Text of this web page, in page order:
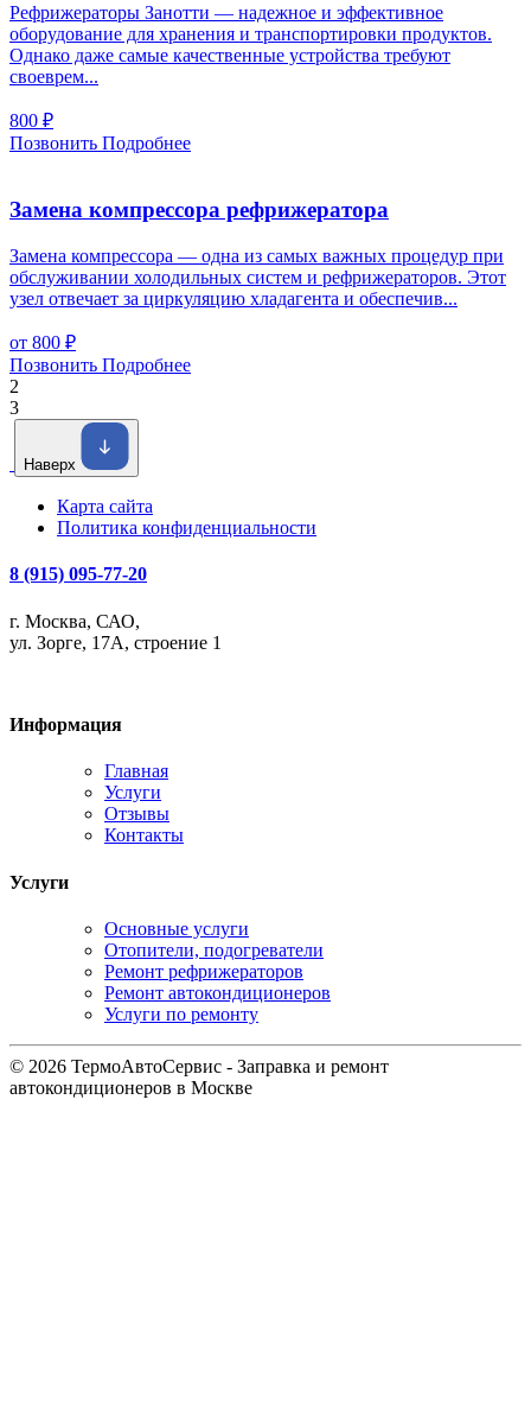
Рефрижераторы Занотти — надежное и эффективное
оборудование для хранения и транспортировки продуктов.
Однако даже самые качественные устройства требуют
своеврем...
800 ₽
Позвонить Подробнее
Замена компрессора рефрижератора
Замена компрессора — одна из самых важных процедур при
обслуживании холодильных систем и рефрижераторов. Этот
узел отвечает за циркуляцию хладагента и обеспечив...
от 800 ₽
Позвонить Подробнее
2
3
Наверх
Карта сайта
Политика конфиденциальности
8 (915) 095-77-20
г. Москва, САО,
ул. Зорге, 17А, строение 1
Информация
Главная
Услуги
Отзывы
Контакты
Услуги
Основные услуги
Отопители, подогреватели
Ремонт рефрижераторов
Ремонт автокондиционеров
Услуги по ремонту
© 2026 ТермоАвтоСервис - Заправка и ремонт
автокондиционеров в Москве